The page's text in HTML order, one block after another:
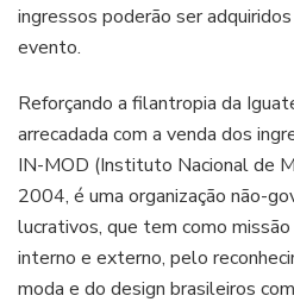
ingressos poderão ser
evento.
Reforçando a filantropia da
arrecadada com a venda dos
IN-MOD (Instituto Nacional de
2004, é uma organização não-
lucrativos, que tem como
interno e externo, pelo
moda e do design brasileiros